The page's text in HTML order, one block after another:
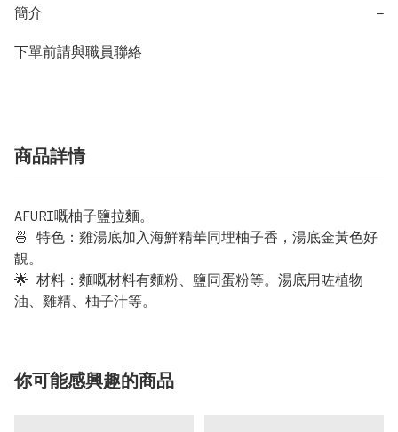
簡介 −
下單前請與職員聯絡
商品詳情
AFURI嘅柚子鹽拉麵。
🍜 特色：雞湯底加入海鮮精華同埋柚子香，湯底金黃色好
靚。
🌟 材料：麵嘅材料有麵粉、鹽同蛋粉等。湯底用咗植物
油、雞精、柚子汁等。
你可能感興趣的商品